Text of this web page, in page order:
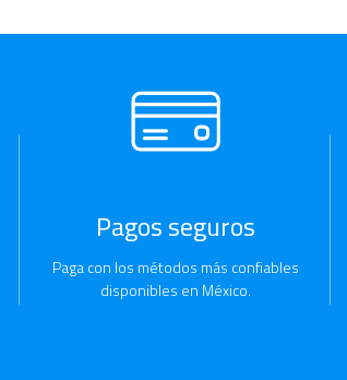
Pagos seguros
Paga con los métodos más confiables
disponibles en México.